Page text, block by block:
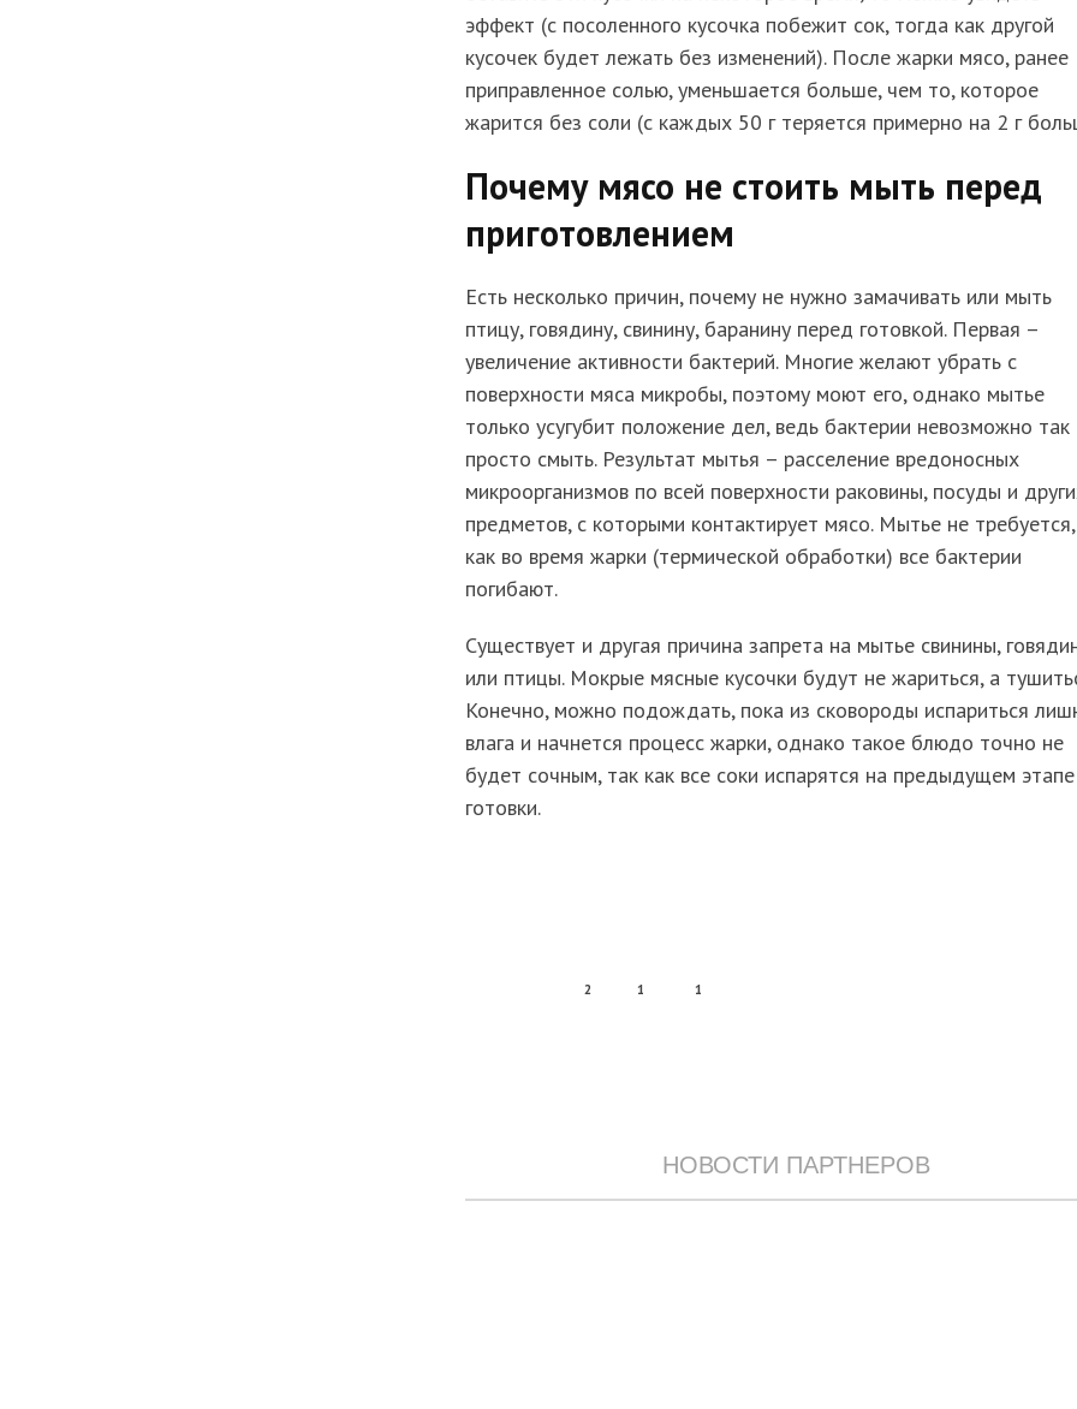
эффект (с посоленного кусочка побежит сок, тогда как другой
кусочек будет лежать без изменений). После жарки мясо, ранее
приправленное солью, уменьшается больше, чем то, которое
жарится без соли (с каждых 50 г теряется примерно на 2 г
Почему мясо не стоить мыть перед
приготовлением
Есть несколько причин, почему не нужно замачивать или мыть
птицу, говядину, свинину, баранину перед готовкой. Первая –
увеличение активности бактерий. Многие желают убрать с
поверхности мяса микробы, поэтому моют его, однако мытье
только усугубит положение дел, ведь бактерии невозможно так
просто смыть. Результат мытья – расселение вредоносных
микроорганизмов по всей поверхности раковины, посуды и
предметов, с которыми контактирует мясо. Мытье не
как во время жарки (термической обработки) все бактерии
погибают.
Существует и другая причина запрета на мытье свинины,
или птицы. Мокрые мясные кусочки будут не жариться, а
Конечно, можно подождать, пока из сковороды испариться
влага и начнется процесс жарки, однако такое блюдо точно не
будет сочным, так как все соки испарятся на предыдущем этапе
готовки.
2 1 1
НОВОСТИ ПАРТНЕРОВ